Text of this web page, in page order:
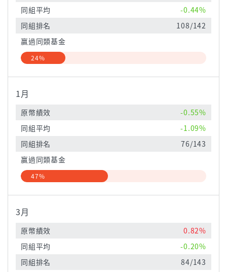
同組平均
-0.44%
同組排名
108/142
贏過同類基金
24%
1月
原幣績效
-0.55%
同組平均
-1.09%
同組排名
76/143
贏過同類基金
47%
3月
原幣績效
0.82%
同組平均
-0.20%
同組排名
84/143